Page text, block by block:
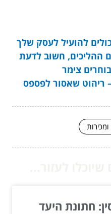
להועיל לעסק שלך
ההליכים, חשוב לדעת
צימר
ריהוט שאסור לפספס
ומכירות
חתונת היעד